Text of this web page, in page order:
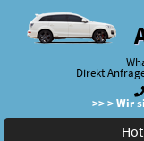
Direkt
>> > Wir